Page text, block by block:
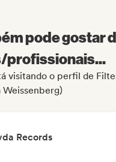
pode gostar
profissionais...
visitando o perfil de
Records